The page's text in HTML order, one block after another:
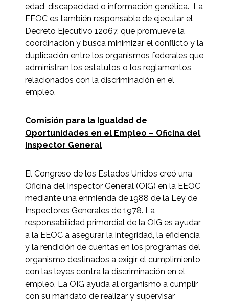
edad, discapacidad o información genética. La
EEOC es también responsable de ejecutar el
Decreto Ejecutivo 12067, que promueve la
coordinación y busca minimizar el conflicto y la
duplicación entre los organismos federales que
administran los estatutos o los reglamentos
relacionados con la discriminación en el
empleo.
Comisión para la Igualdad de
Oportunidades en el Empleo – Oficina del
Inspector General
El Congreso de los Estados Unidos creó una
Oficina del Inspector General (OIG) en la EEOC
mediante una enmienda de 1988 de la Ley de
Inspectores Generales de 1978. La
responsabilidad primordial de la OIG es ayudar
a la EEOC a asegurar la integridad, la eficiencia
y la rendición de cuentas en los programas del
organismo destinados a exigir el cumplimiento
con las leyes contra la discriminación en el
empleo. La OIG ayuda al organismo a cumplir
con su mandato de realizar y supervisar